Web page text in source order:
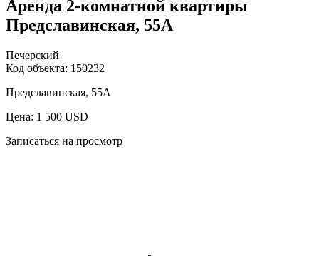
Аренда 2-комнатной квартиры
Предславинская, 55А
Печерский
Код объекта: 150232
Предславинская, 55А
Цена: 1 500 USD
Записаться на просмотр